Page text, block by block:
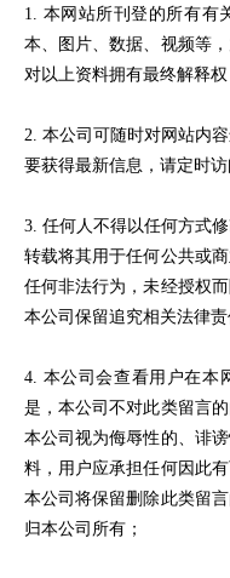
1. 本网站所刊登的所有有
本、图片、数据、视频等
对以上资料拥有最终解释权
2. 本公司可随时对网站内
要获得最新信息，请定时访
3. 任何人不得以任何方式
转载将其用于任何公共或
任何非法行为，未经授权
本公司保留追究相关法律责
4. 本公司会查看用户在本
是，本公司不对此类留言
本公司视为侮辱性的、诽
料，用户应承担任何因此
本公司将保留删除此类留
归本公司所有；